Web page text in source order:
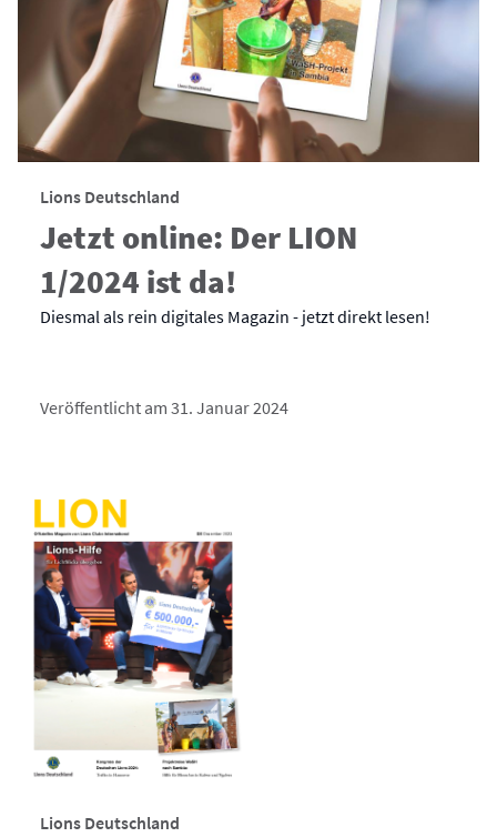
Lions Deutschland
Jetzt online: Der LION
1/2024 ist da!
Diesmal als rein digitales Magazin - jetzt direkt lesen!
Veröffentlicht am 31. Januar 2024
Lions Deutschland